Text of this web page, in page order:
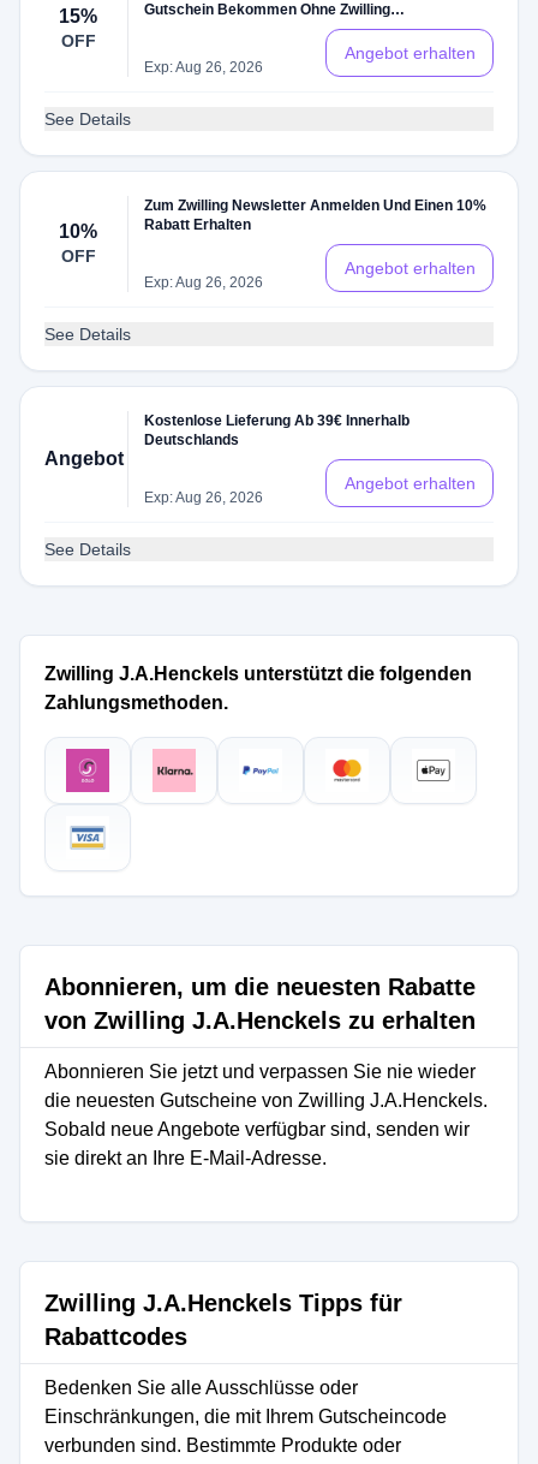
15%
OFF
Gutschein Bekommen Ohne Zwilling
Exp: Aug 26, 2026
Angebot erhalten
See Details
10%
OFF
Zum Zwilling Newsletter Anmelden Und Einen 10%
Rabatt Erhalten
Exp: Aug 26, 2026
Angebot erhalten
See Details
Angebot
Kostenlose Lieferung Ab 39€ Innerhalb
Deutschlands
Exp: Aug 26, 2026
Angebot erhalten
See Details
Zwilling J.A.Henckels unterstützt die folgenden
Zahlungsmethoden.
Abonnieren, um die neuesten Rabatte
von Zwilling J.A.Henckels zu erhalten
Abonnieren Sie jetzt und verpassen Sie nie wieder
die neuesten Gutscheine von Zwilling J.A.Henckels.
Sobald neue Angebote verfügbar sind, senden wir
sie direkt an Ihre E-Mail-Adresse.
Zwilling J.A.Henckels Tipps für
Rabattcodes
Bedenken Sie alle Ausschlüsse oder
Einschränkungen, die mit Ihrem Gutscheincode
verbunden sind. Bestimmte Produkte oder